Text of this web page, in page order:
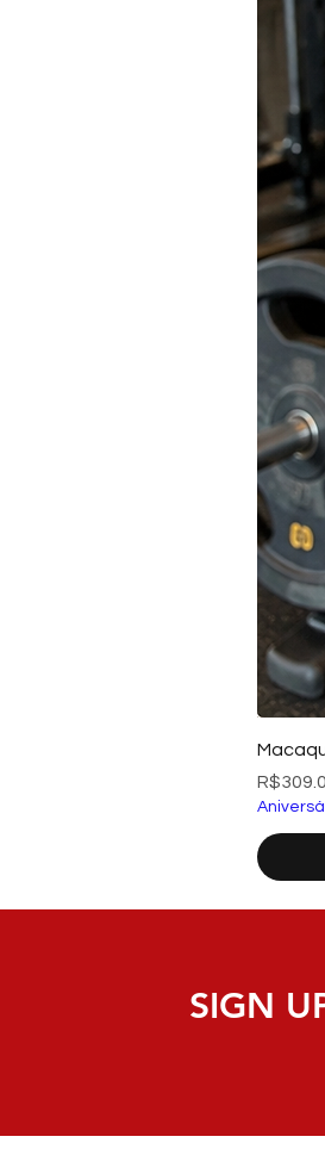
Price
SIGN